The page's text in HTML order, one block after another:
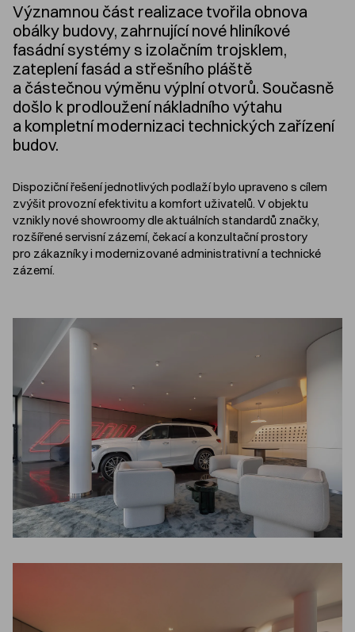
Významnou část realizace tvořila obnova
obálky budovy, zahrnující nové hliníkové
fasádní systémy s izolačním trojsklem,
zateplení fasád a střešního pláště
a částečnou výměnu výplní otvorů. Současně
došlo k prodloužení nákladního výtahu
a kompletní modernizaci technických zařízení
budov.
Dispoziční řešení jednotlivých podlaží bylo upraveno s cílem
zvýšit provozní efektivitu a komfort uživatelů. V objektu
vznikly nové showroomy dle aktuálních standardů značky,
rozšířené servisní zázemí, čekací a konzultační prostory
pro zákazníky i modernizované administrativní a technické
zázemí.